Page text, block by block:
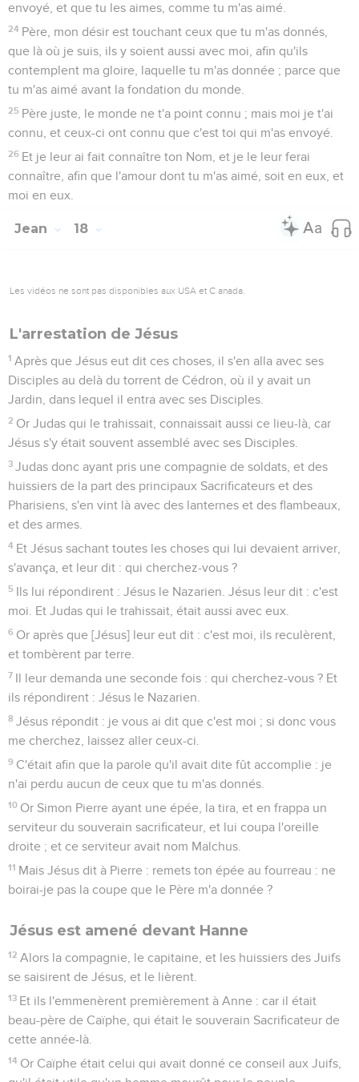
envoyé, et que tu les aimes, comme tu m'as aimé.
24 Père, mon désir est touchant ceux que tu m'as donnés,
que là où je suis, ils y soient aussi avec moi, afin qu'ils
contemplent ma gloire, laquelle tu m'as donnée ; parce que
tu m'as aimé avant la fondation du monde.
25 Père juste, le monde ne t'a point connu ; mais moi je t'ai
connu, et ceux-ci ont connu que c'est toi qui m'as envoyé.
26 Et je leur ai fait connaître ton Nom, et je le leur ferai
connaître, afin que l'amour dont tu m'as aimé, soit en eux, et
moi en eux.
Jean 18
Les vidéos ne sont pas disponibles aux USA et C anada.
L'arrestation de Jésus
1 Après que Jésus eut dit ces choses, il s'en alla avec ses
Disciples au delà du torrent de Cédron, où il y avait un
Jardin, dans lequel il entra avec ses Disciples.
2 Or Judas qui le trahissait, connaissait aussi ce lieu-là, car
Jésus s'y était souvent assemblé avec ses Disciples.
3 Judas donc ayant pris une compagnie de soldats, et des
huissiers de la part des principaux Sacrificateurs et des
Pharisiens, s'en vint là avec des lanternes et des flambeaux,
et des armes.
4 Et Jésus sachant toutes les choses qui lui devaient arriver,
s'avança, et leur dit : qui cherchez-vous ?
5 Ils lui répondirent : Jésus le Nazarien. Jésus leur dit : c'est
moi. Et Judas qui le trahissait, était aussi avec eux.
6 Or après que [Jésus] leur eut dit : c'est moi, ils reculèrent,
et tombèrent par terre.
7 Il leur demanda une seconde fois : qui cherchez-vous ? Et
ils répondirent : Jésus le Nazarien.
8 Jésus répondit : je vous ai dit que c'est moi ; si donc vous
me cherchez, laissez aller ceux-ci.
9 C'était afin que la parole qu'il avait dite fût accomplie : je
n'ai perdu aucun de ceux que tu m'as donnés.
10 Or Simon Pierre ayant une épée, la tira, et en frappa un
serviteur du souverain sacrificateur, et lui coupa l'oreille
droite ; et ce serviteur avait nom Malchus.
11 Mais Jésus dit à Pierre : remets ton épée au fourreau : ne
boirai-je pas la coupe que le Père m'a donnée ?
Jésus est amené devant Hanne
12 Alors la compagnie, le capitaine, et les huissiers des Juifs
se saisirent de Jésus, et le lièrent.
13 Et ils l'emmenèrent premièrement à Anne : car il était
beau-père de Caïphe, qui était le souverain Sacrificateur de
cette année-là.
14 Or Caïphe était celui qui avait donné ce conseil aux Juifs,